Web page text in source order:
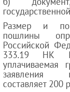
Размер и
пошлины
Российской
333.19 НК
уплачиваемая
заявления
составляет 200